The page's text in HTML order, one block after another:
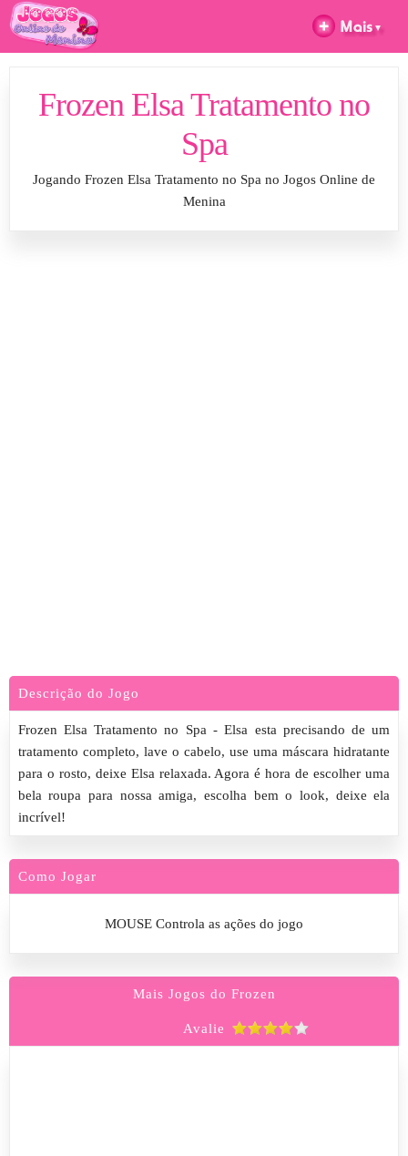
Frozen Elsa Tratamento no
Spa
Jogando Frozen Elsa Tratamento no Spa no Jogos Online de
Menina
Descrição do Jogo
Frozen Elsa Tratamento no Spa - Elsa esta precisando de um
tratamento completo, lave o cabelo, use uma máscara hidratante
para o rosto, deixe Elsa relaxada. Agora é hora de escolher uma
bela roupa para nossa amiga, escolha bem o look, deixe ela
incrível!
Como Jogar
MOUSE Controla as ações do jogo
Mais Jogos do Frozen
Avalie